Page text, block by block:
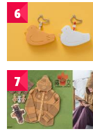
6
7